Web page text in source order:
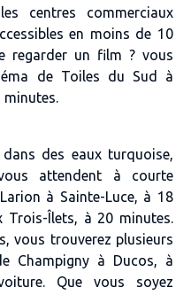
centres commerciaux
en moins de 10
regarder un film ? vous
de Toiles du Sud à
minutes.
des eaux turquoise,
attendent à courte
à Sainte-Luce, à 18
Trois-Îlets, à 20 minutes.
vous trouverez plusieurs
Champigny à Ducos, à
Que vous soyez